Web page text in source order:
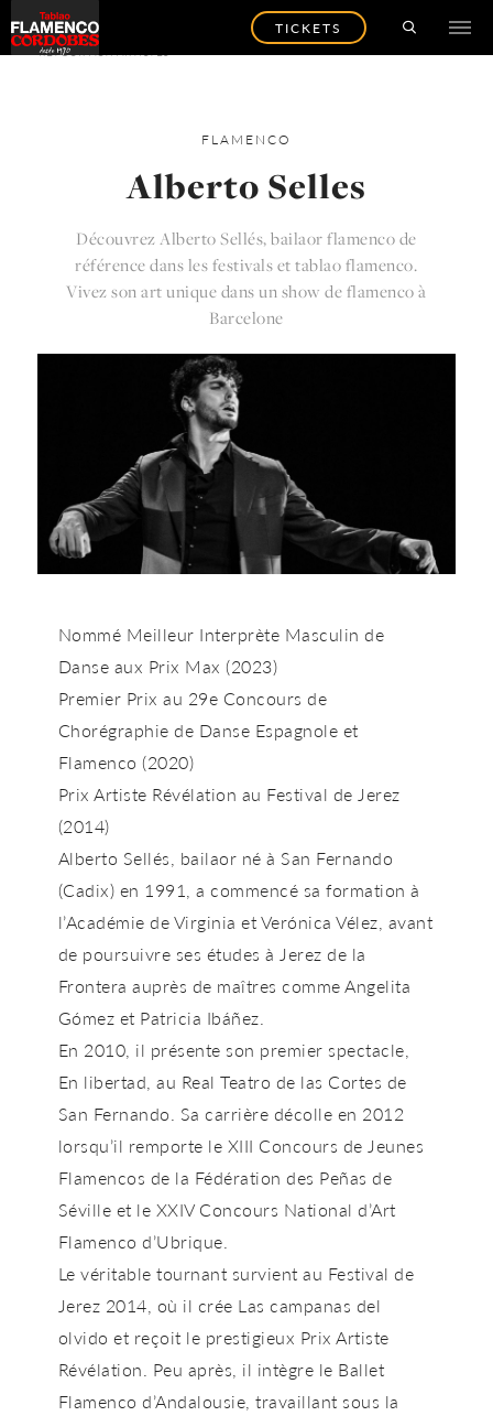
TICKETS
RETOUR AUX ARTISTES
FLAMENCO
Alberto Selles
Découvrez Alberto Sellés, bailaor flamenco de
référence dans les festivals et tablao flamenco.
Vivez son art unique dans un show de flamenco à
Barcelone
Nommé Meilleur Interprète Masculin de
Danse aux Prix Max (2023)
Premier Prix au 29e Concours de
Chorégraphie de Danse Espagnole et
Flamenco (2020)
PrixArtiste Révélation au Festival de Jerez
(2014)
Alberto Sellés, bailaor né à San Fernando
(Cadix) en 1991, a commencé sa formation à
l’Académie de Virginia et Verónica Vélez, avant
de poursuivre ses études à Jerez de la
Frontera auprès de maîtres comme Angelita
Gómez et Patricia Ibáñez.
En 2010, il présente son premier spectacle,
En libertad, au Real Teatro de las Cortes de
San Fernando. Sa carrière décolle en 2012
lorsqu’il remporte le XIII Concours de Jeunes
Flamencos de la Fédération des Peñas de
Séville et le XXIV Concours National d’Art
Flamenco d’Ubrique.
Le véritable tournant survient au Festival de
Jerez 2014, où il crée Las campanas del
olvido et reçoit le prestigieux PrixArtiste
Révélation. Peu après, il intègre le Ballet
Flamenco d’Andalousie, travaillant sous la